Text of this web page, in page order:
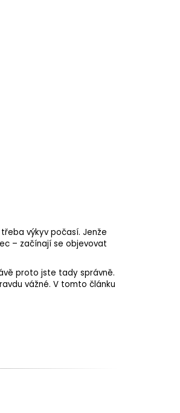
výkyv počasí. Jenže
– začínají se objevovat
proto jste tady správně.
vážné. V tomto článku